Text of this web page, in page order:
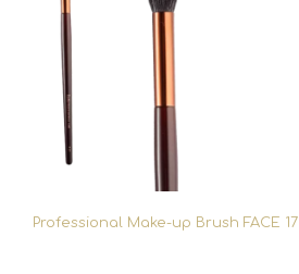
Professional Make-up Brush FACE 17